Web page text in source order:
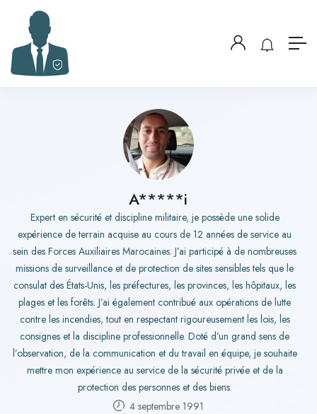
A*****i
Expert en sécurité et discipline militaire, je possède une solide
expérience de terrain acquise au cours de 12 années de service au
sein des Forces Auxiliaires Marocaines. J’ai participé à de nombreuses
missions de surveillance et de protection de sites sensibles tels que le
consulat des États-Unis, les préfectures, les provinces, les hôpitaux, les
plages et les forêts. J’ai également contribué aux opérations de lutte
contre les incendies, tout en respectant rigoureusement les lois, les
consignes et la discipline professionnelle. Doté d’un grand sens de
l’observation, de la communication et du travail en équipe, je souhaite
mettre mon expérience au service de la sécurité privée et de la
protection des personnes et des biens.
4 septembre 1991